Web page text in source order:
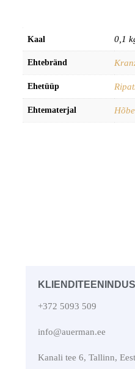
Kaal 0,1
Ehtebränd
Ehetüüp
Ehtematerjal
KLIENDITEENINDUS
+372 5093 509
info@auerman.ee
Kanali tee 6, Tallinn,